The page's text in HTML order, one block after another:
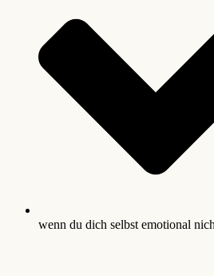
wenn du dich selbst emotional